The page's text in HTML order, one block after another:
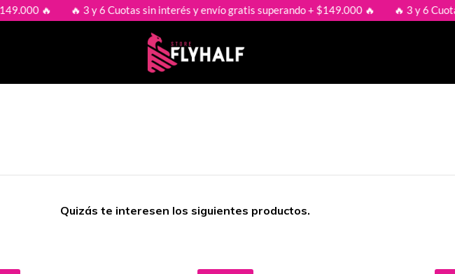
🔥 🔥 3 y 6 Cuotas sin interés y envío gratis superando + $149.000 🔥 🔥 3 y 6 Cuotas sin
Quizás te interesen los siguientes productos.